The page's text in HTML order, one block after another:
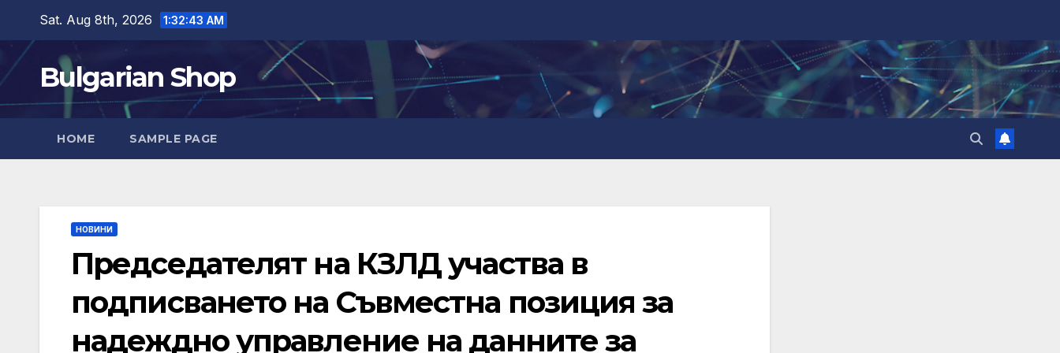
content
Sat. Aug 8th, 2026 1:32:43 AM
Bulgarian Shop
HOME SAMPLE PAGE
НОВИНИ
Председателят на КЗЛД участва в
подписването на Съвместна позиция за
надеждно управление на данните за